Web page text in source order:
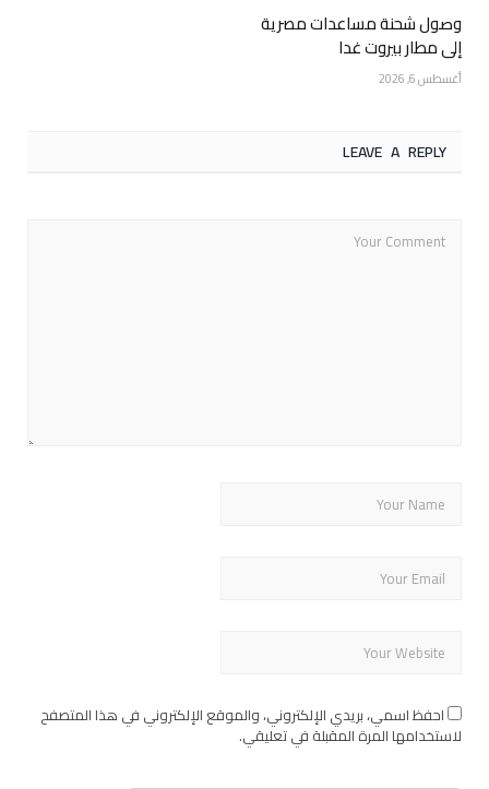
وصول شحنة مساعدات مصرية
إلى مطار بيروت غدا
أغسطس 6, 2026
LEAVE A REPLY
احفظ اسمي، بريدي الإلكتروني، والموقع الإلكتروني في هذا المتصفح
لاستخدامها المرة المقبلة في تعليقي.